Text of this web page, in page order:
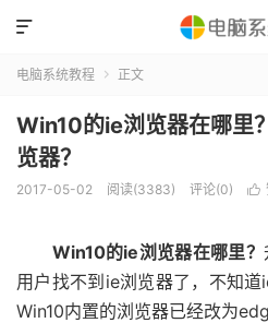

电脑系统教程  正文
Win10的ie浏览器在哪里
览器？
2017-05-02 阅读(3383) 评论(0) 
Win10的ie浏览器在哪里？
用户找不到ie浏览器了，不知
Win10内置的浏览器已经改为